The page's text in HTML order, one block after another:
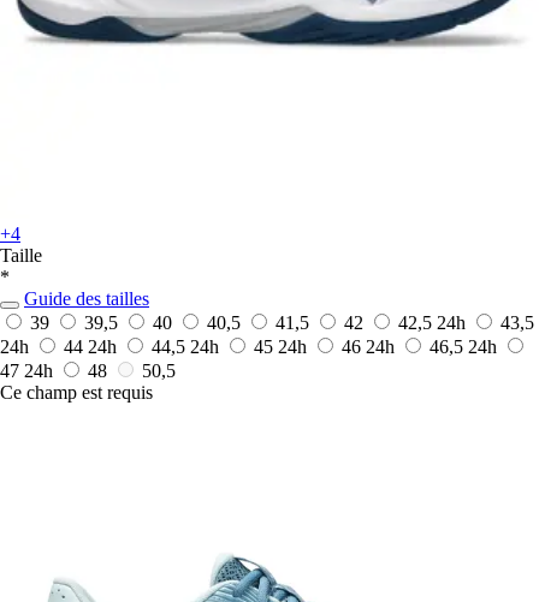
+4
Taille
*
Guide des tailles
39
39,5 40 40,5 41,5 42 42,5 24h
43,5
24h
44 24h 44,5 24h 45 24h 46 24h 46,5 24h
47 24h 48
50,5
Ce champ est requis